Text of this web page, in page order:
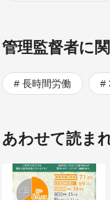
管理監督者に
長時間労働
あわせて読ま